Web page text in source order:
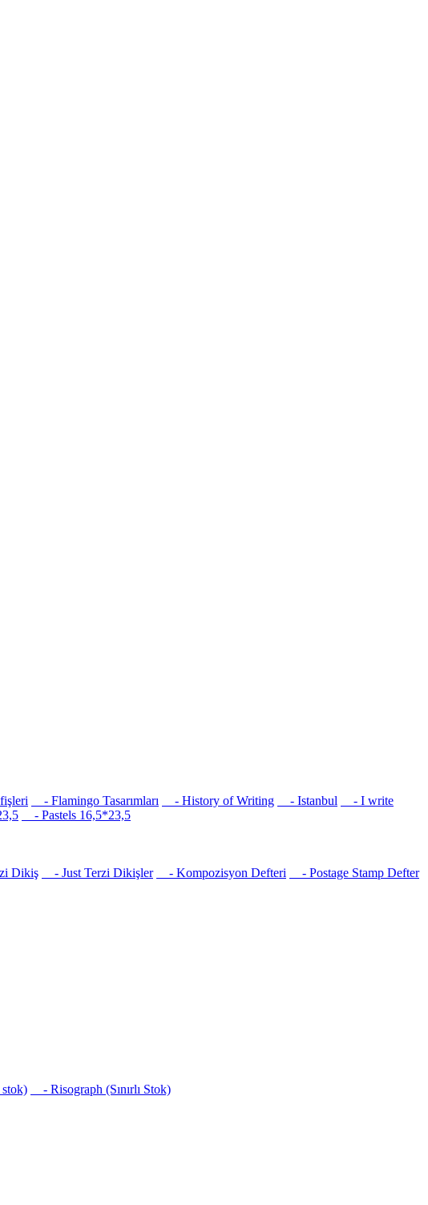
- Flamingo Tasarımları - History of Writing - Istanbul
- I write
- Pastels 16,5*23,5
Dikiş - Just Terzi Dikişler - Kompozisyon Defteri
- Postage Stamp Defter
stok)
- Risograph (Sınırlı Stok)